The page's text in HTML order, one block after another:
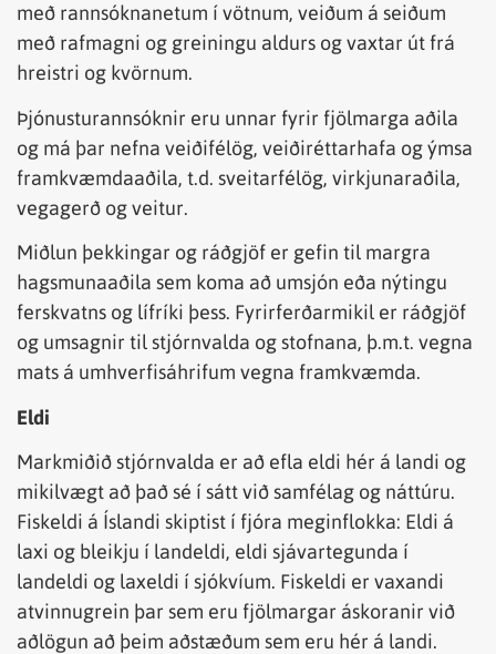
með rannsóknanetum í vötnum, veiðum á seiðum
með rafmagni og greiningu aldurs og vaxtar út frá
hreistri og kvörnum.
Þjónusturannsóknir eru unnar fyrir fjölmarga aðila
og má þar nefna veiðifélög, veiðiréttarhafa og ýmsa
framkvæmdaaðila, t.d. sveitarfélög, virkjunaraðila,
vegagerð og veitur.
Miðlun þekkingar og ráðgjöf er gefin til margra
hagsmunaaðila sem koma að umsjón eða nýtingu
ferskvatns og lífríki þess. Fyrirferðarmikil er ráðgjöf
og umsagnir til stjórnvalda og stofnana, þ.m.t. vegna
mats á umhverfisáhrifum vegna framkvæmda.
Eldi
Markmiðið stjórnvalda er að efla eldi hér á landi og
mikilvægt að það sé í sátt við samfélag og náttúru.
Fiskeldi á Íslandi skiptist í fjóra meginflokka: Eldi á
laxi og bleikju í landeldi, eldi sjávartegunda í
landeldi og laxeldi í sjókvíum. Fiskeldi er vaxandi
atvinnugrein þar sem eru fjölmargar áskoranir við
aðlögun að þeim aðstæðum sem eru hér á landi.